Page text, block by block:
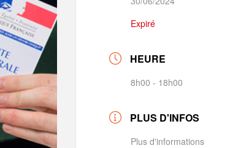
Expiré
HEURE
8h00 - 18h00
PLUS D'INFOS
Plus d'informations